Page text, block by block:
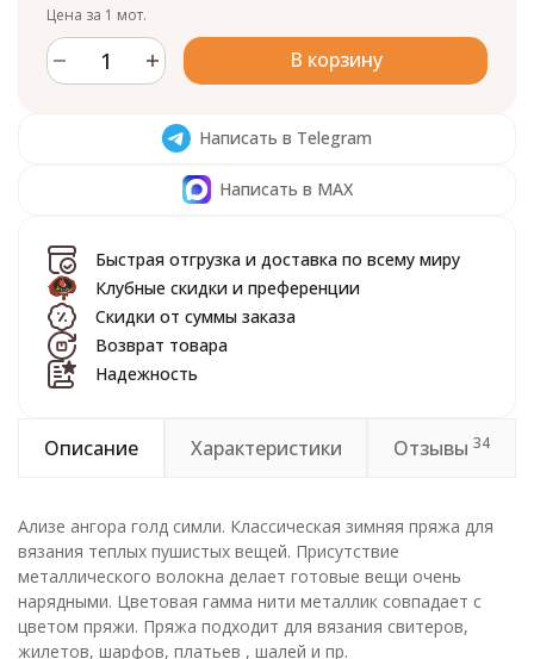
Цена за 1 мот.
В корзину
Написать в Telegram
Написать в MAX
Быстрая отгрузка и доставка по всему миру
Клубные скидки и преференции
Скидки от суммы заказа
Возврат товара
Надежность
Описание Характеристики Отзывы34
Ализе ангора голд симли. Классическая зимняя пряжа для
вязания теплых пушистых вещей. Присутствие
металлического волокна делает готовые вещи очень
нарядными. Цветовая гамма нити металлик совпадает с
цветом пряжи. Пряжа подходит для вязания свитеров,
жилетов, шарфов, платьев , шалей и пр.